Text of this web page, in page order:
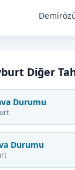
Diğer
Durumu
Durumu